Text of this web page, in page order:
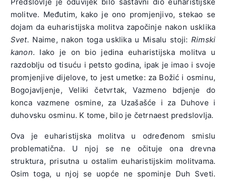
molitve. Međutim, kako je ono promjenjivo, stekao se
dojam da euharistijska molitva započinje nakon usklika
Svet. Naime, nakon toga usklika u Misalu stoji: Rimski
kanon. Iako je on bio jedina euharistijska molitva u
razdoblju od tisuću i petsto godina, ipak je imao i svoje
promjenjive dijelove, to jest umetke: za Božić i osminu,
Bogojavljenje, Veliki četvrtak, Vazmeno bdjenje do
konca vazmene osmine, za Uzašašće i za Duhove i
duhovsku osminu. K tome, bilo je četrnaest predslovlja.
Ova je euharistijska molitva u određenom smislu
problematična. U njoj se ne očituje ona drevna
struktura, prisutna u ostalim euharistijskim molitvama.
Osim toga, u njoj se uopće ne spominje Duh Sveti.